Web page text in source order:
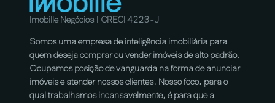
Imobille Negócios | CRECI 4223-J
Somos uma empresa de inteligência imobiliária para
quem deseja comprar ou vender imóveis de alto padrão.
Ocupamos posição de vanguarda na forma de anunciar
imóveis e atender nossos clientes. Nosso foco, para o
qual trabalhamos incansavelmente, é para que a